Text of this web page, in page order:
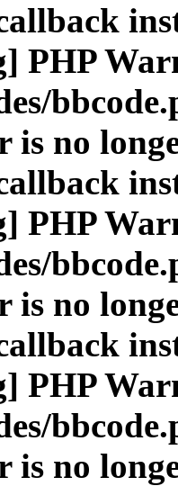
PHP
is no
PHP
is no
PHP
is no